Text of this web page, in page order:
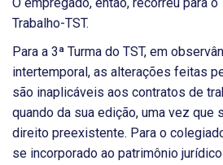
O empregado, então, recorreu para
Trabalho-TST.
Para a 3ª Turma do TST, em
intertemporal, as alterações feitas
são inaplicáveis aos contratos de
quando da sua edição, uma vez que
direito preexistente. Para o
se incorporado ao patrimônio